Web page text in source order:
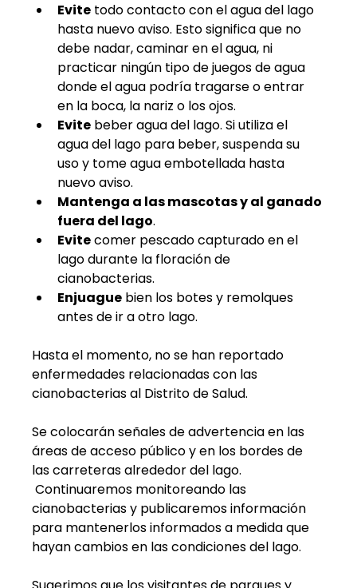
Evite todo contacto con el agua del lago
hasta nuevo aviso. Esto significa que no
debe nadar, caminar en el agua, ni
practicar ningún tipo de juegos de agua
donde el agua podría tragarse o entrar
en la boca, la nariz o los ojos.
Evite beber agua del lago. Si utiliza el
agua del lago para beber, suspenda su
uso y tome agua embotellada hasta
nuevo aviso.
Mantenga a las mascotas y al ganado
fuera del lago.
Evite comer pescado capturado en el
lago durante la floración de
cianobacterias.
Enjuague bien los botes y remolques
antes de ir a otro lago.
Hasta el momento, no se han reportado
enfermedades relacionadas con las
cianobacterias al Distrito de Salud.
Se colocarán señales de advertencia en las
áreas de acceso público y en los bordes de
las carreteras alrededor del lago.
Continuaremos monitoreando las
cianobacterias y publicaremos información
para mantenerlos informados a medida que
hayan cambios en las condiciones del lago.